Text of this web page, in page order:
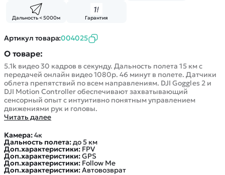
Дальность < 5000м Гарантия
Артикул товара:004025
О товаре:
5.1k видео 30 кадров в секунду. Дальность полета 15 км с
передачей онлайн видео 1080p. 46 минут в полете. Датчики
облета препятствий по всем направлениям. DJI Goggles 2 и
DJI Motion Controller обеспечивают захватывающий
сенсорный опыт с интуитивно понятным управлением
движениями рук и головы.
Читать далее
Камера:4к
Дальность полета:до 5 км
Доп.характеристики: FPV
Доп.характеристики:GPS
Доп.характеристики: Follow Me
Доп.характеристики:Автовозврат
Вертолеты
Катера
Самолеты
Сборные модели
Детские электромобили
Спецтехника
Железные дороги
Конструкторы
Статьи про беспилотники
Обзор квадрокоптеров
Покупка в кредит
Оплата и доставка
Помощь
Отследить заказ
Оплата на сайте